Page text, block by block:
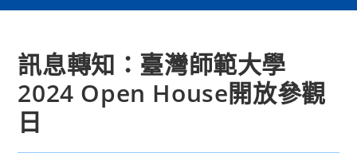
訊息轉知：臺灣師範大學
2024 Open House開放參觀
日